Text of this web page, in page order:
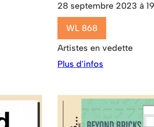
28 septembre 2023 à
WL 868
Artistes en vedette
Plus d'infos